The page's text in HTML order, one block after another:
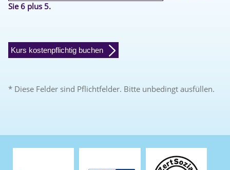
Sie 6 plus 5.
Kurs kostenpflichtig buchen
* Diese Felder sind Pflichtfelder. Bitte unbedingt ausfüllen.